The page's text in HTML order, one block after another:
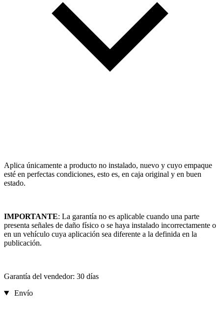
Aplica únicamente a producto no instalado, nuevo y cuyo empaque
esté en perfectas condiciones, esto es, en caja original y en buen
estado.
IMPORTANTE: La garantía no es aplicable cuando una parte
presenta señales de daño físico o se haya instalado incorrectamente o
en un vehículo cuya aplicación sea diferente a la definida en la
publicación.
Garantía del vendedor: 30 días
Envío